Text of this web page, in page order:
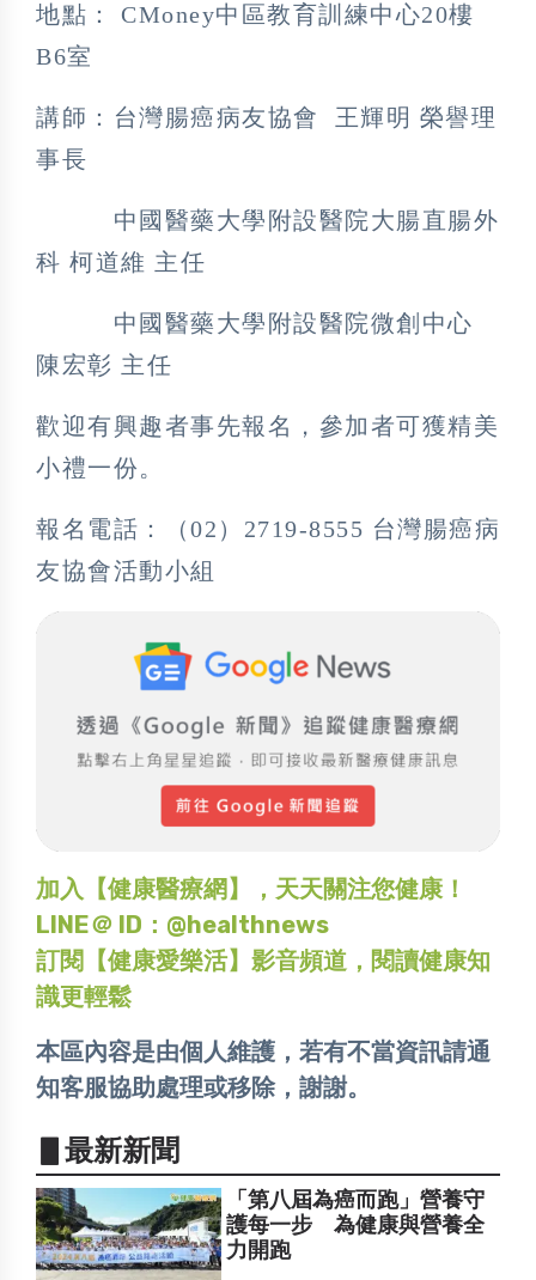
地點： CMoney中區教育訓練中心20樓
B6室
講師：台灣腸癌病友協會 王輝明 榮譽理
事長
中國醫藥大學附設醫院大腸直腸外
科 柯道維 主任
中國醫藥大學附設醫院微創中心
陳宏彰 主任
歡迎有興趣者事先報名，參加者可獲精美
小禮一份。
報名電話：（02）2719-8555 台灣腸癌病
友協會活動小組
加入【健康醫療網】，天天關注您健康！
LINE＠ ID：@healthnews
訂閱【健康愛樂活】影音頻道，閱讀健康知
識更輕鬆
本區內容是由個人維護，若有不當資訊請通
知客服協助處理或移除，謝謝。
▋最新新聞
「第八屆為癌而跑」營養守
護每一步 為健康與營養全
力開跑